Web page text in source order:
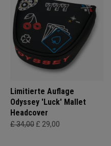
Limitierte Auflage
Odyssey 'Luck' Mallet
Headcover
£ 34,00 £ 29,00